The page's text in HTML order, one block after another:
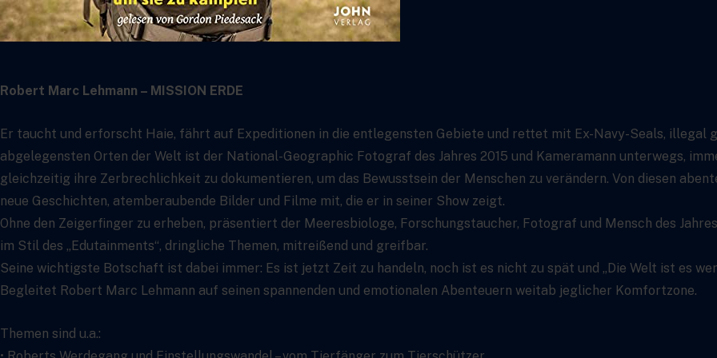
Robert Marc Lehmann – MISSION ERDE
Er taucht und erforscht Haie, fährt auf Expeditionen in die entlegensten Gebiete und rettet mit Ex-Navy-Seals, illegal
abgelegensten Orten der Welt ist der National-Geographic Fotograf des Jahres 2015 und Kameramann unterwegs,
gleichzeitig ihre Zerbrechlichkeit zu dokumentieren, um das Bewusstsein der Menschen zu verändern. Von diesen
neue Geschichten, atemberaubende Bilder und Filme mit, die er in seiner Show zeigt.
Ohne den Zeigerfinger zu erheben, präsentiert der Meeresbiologe, Forschungstaucher, Fotograf und Mensch des
im Stil des „Edutainments“, dringliche Themen, mitreißend und greifbar.
Seine wichtigste Botschaft ist dabei immer: Es ist jetzt Zeit zu handeln, noch ist es nicht zu spät und „Die Welt ist es
Begleitet Robert Marc Lehmann auf seinen spannenden und emotionalen Abenteuern weitab jeglicher Komfortzone.
Themen sind u.a.: